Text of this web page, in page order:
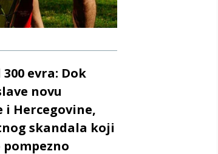
evra: Dok
novu
Hercegovine,
skandala koji